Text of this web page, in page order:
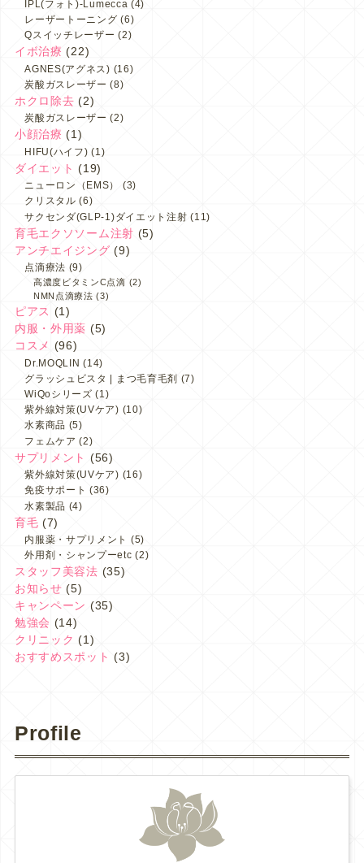
IPL(フォト)-Lumecca (4)
レーザートーニング (6)
Qスイッチレーザー (2)
イボ治療 (22)
AGNES(アグネス) (16)
炭酸ガスレーザー (8)
ホクロ除去 (2)
炭酸ガスレーザー (2)
小顔治療 (1)
HIFU(ハイフ) (1)
ダイエット (19)
ニューロン（EMS）
(3)
クリスタル (6)
サクセンダ(GLP-1)ダイエット注射 (11)
育毛エクソソーム注射 (5)
アンチエイジング (9)
点滴療法 (9)
高濃度ビタミンC点滴 (2)
NMN点滴療法 (3)
ピアス (1)
内服・外用薬 (5)
コスメ (96)
Dr.MOQLIN (14)
グラッシュビスタ | まつ毛育毛剤 (7)
WiQoシリーズ (1)
紫外線対策(UVケア) (10)
水素商品 (5)
フェムケア (2)
サプリメント (56)
紫外線対策(UVケア) (16)
免疫サポート (36)
水素製品 (4)
育毛 (7)
内服薬・サプリメント (5)
外用剤・シャンプーetc (2)
スタッフ美容法 (35)
お知らせ (5)
キャンペーン (35)
勉強会 (14)
クリニック (1)
おすすめスポット (3)
Profile